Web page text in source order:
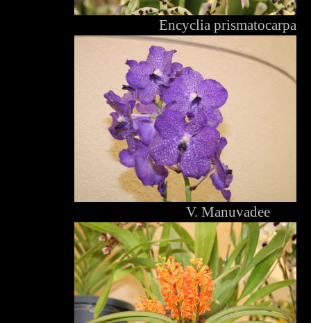
Encyclia prismatocarpa
V. Manuvadee